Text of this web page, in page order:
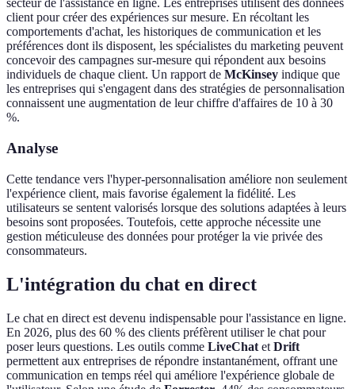
secteur de l'assistance en ligne. Les entreprises utilisent des données
client pour créer des expériences sur mesure. En récoltant les
comportements d'achat, les historiques de communication et les
préférences dont ils disposent, les spécialistes du marketing peuvent
concevoir des campagnes sur-mesure qui répondent aux besoins
individuels de chaque client. Un rapport de McKinsey indique que
les entreprises qui s'engagent dans des stratégies de personnalisation
connaissent une augmentation de leur chiffre d'affaires de 10 à 30
%.
Analyse
Cette tendance vers l'hyper-personnalisation améliore non seulement
l'expérience client, mais favorise également la fidélité. Les
utilisateurs se sentent valorisés lorsque des solutions adaptées à leurs
besoins sont proposées. Toutefois, cette approche nécessite une
gestion méticuleuse des données pour protéger la vie privée des
consommateurs.
L'intégration du chat en direct
Le chat en direct est devenu indispensable pour l'assistance en ligne.
En 2026, plus des 60 % des clients préfèrent utiliser le chat pour
poser leurs questions. Les outils comme LiveChat et Drift
permettent aux entreprises de répondre instantanément, offrant une
communication en temps réel qui améliore l'expérience globale de